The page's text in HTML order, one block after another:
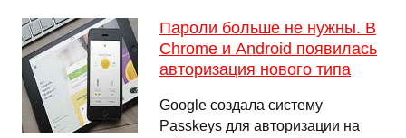
Пароли больше не нужны. В
Chrome и Android появилась
авторизация нового типа
Google создала систему
Passkeys для авторизации на